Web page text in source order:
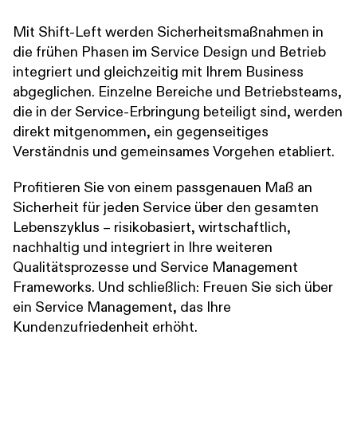
Mit Shift-Left werden Sicherheitsmaßnahmen in
die frühen Phasen im Service Design und Betrieb
integriert und gleichzeitig mit Ihrem Business
abgeglichen. Einzelne Bereiche und Betriebsteams,
die in der Service-Erbringung beteiligt sind, werden
direkt mitgenommen, ein gegenseitiges
Verständnis und gemeinsames Vorgehen etabliert.
Profitieren Sie von einem passgenauen Maß an
Sicherheit für jeden Service über den gesamten
Lebenszyklus – risikobasiert, wirtschaftlich,
nachhaltig und integriert in Ihre weiteren
Qualitätsprozesse und Service Management
Frameworks. Und schließlich: Freuen Sie sich über
ein Service Management, das Ihre
Kundenzufriedenheit erhöht.